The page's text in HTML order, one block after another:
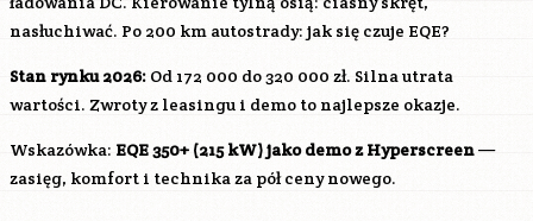
nasłuchiwać. Po 200 km autostrady: jak się czuje EQE?
Stan rynku 2026: Od 172 000 do 320 000 zł. Silna utrata
wartości. Zwroty z leasingu i demo to najlepsze okazje.
Wskazówka: EQE 350+ (215 kW) jako demo z Hyperscreen—
zasięg, komfort i technika za pół ceny nowego.